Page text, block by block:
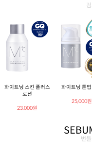
화이트닝 스킨 플러스
로션
23,000원
화이트닝 톤
25,000원
번